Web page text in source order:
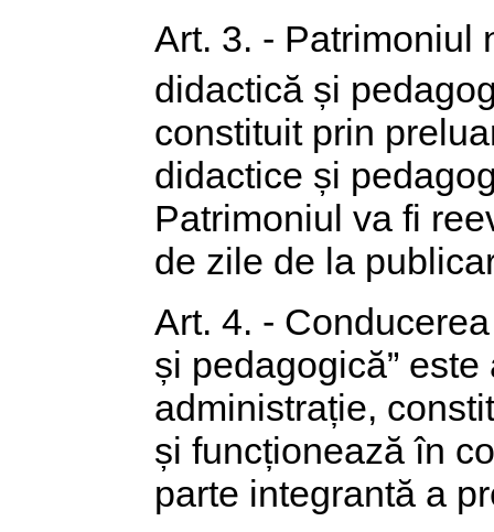
Art. 3. - Patrimoniul
didactică și
constituit prin
didactice și
Patrimoniul va fi
de zile de la
Art. 4. -
și pedagogică”
administrație,
și funcționează în
parte integrantă a